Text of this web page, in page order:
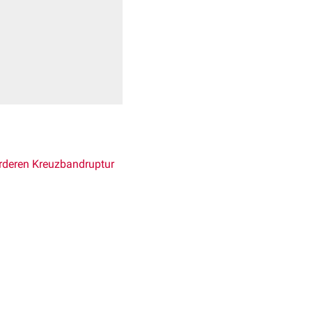
Kreuzbandruptur